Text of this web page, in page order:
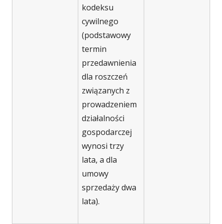
kodeksu
cywilnego
(podstawowy
termin
przedawnienia
dla roszczeń
związanych z
prowadzeniem
działalności
gospodarczej
wynosi trzy
lata, a dla
umowy
sprzedaży dwa
lata).